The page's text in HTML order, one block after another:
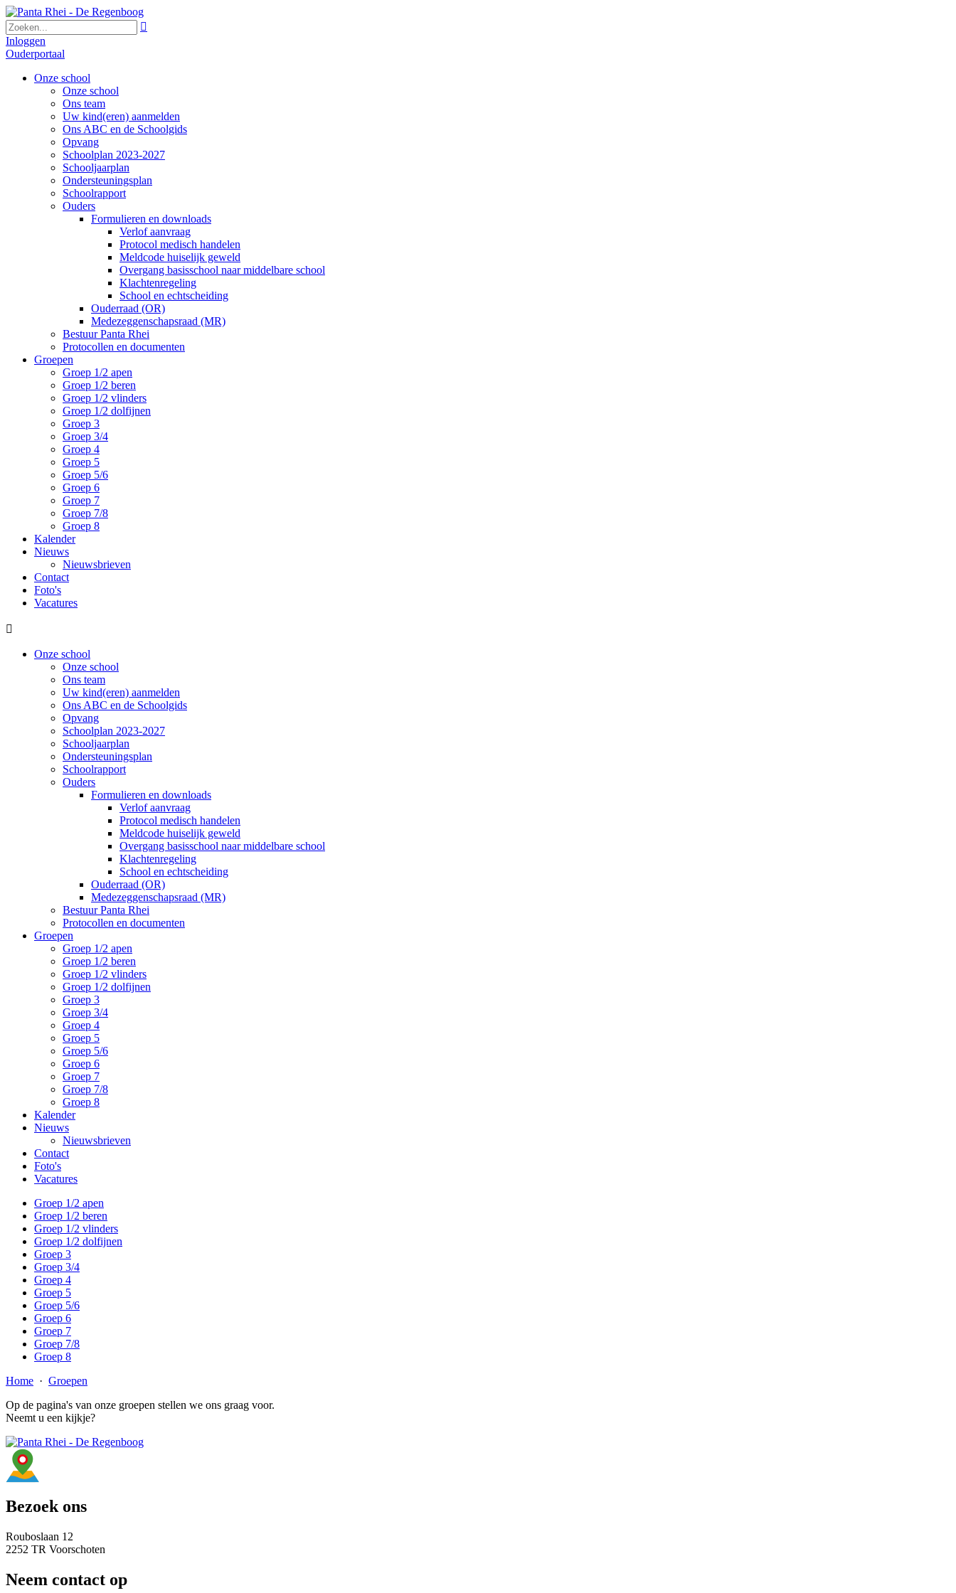

Inloggen
Ouderportaal
Onze school
Onze school
Ons team
Uw kind(eren) aanmelden
Ons ABC en de Schoolgids
Opvang
Schoolplan 2023-2027
Schooljaarplan
Ondersteuningsplan
Schoolrapport
Ouders
Formulieren en downloads
Verlof aanvraag
Protocol medisch handelen
Meldcode huiselijk geweld
Overgang basisschool naar middelbare school
Klachtenregeling
School en echtscheiding
Ouderraad (OR)
Medezeggenschapsraad (MR)
Bestuur Panta Rhei
Protocollen en documenten
Groepen
Groep 1/2 apen
Groep 1/2 beren
Groep 1/2 vlinders
Groep 1/2 dolfijnen
Groep 3
Groep 3/4
Groep 4
Groep 5
Groep 5/6
Groep 6
Groep 7
Groep 7/8
Groep 8
Kalender
Nieuws
Nieuwsbrieven
Contact
Foto's
Vacatures

Onze school
Onze school
Ons team
Uw kind(eren) aanmelden
Ons ABC en de Schoolgids
Opvang
Schoolplan 2023-2027
Schooljaarplan
Ondersteuningsplan
Schoolrapport
Ouders
Formulieren en downloads
Verlof aanvraag
Protocol medisch handelen
Meldcode huiselijk geweld
Overgang basisschool naar middelbare school
Klachtenregeling
School en echtscheiding
Ouderraad (OR)
Medezeggenschapsraad (MR)
Bestuur Panta Rhei
Protocollen en documenten
Groepen
Groep 1/2 apen
Groep 1/2 beren
Groep 1/2 vlinders
Groep 1/2 dolfijnen
Groep 3
Groep 3/4
Groep 4
Groep 5
Groep 5/6
Groep 6
Groep 7
Groep 7/8
Groep 8
Kalender
Nieuws
Nieuwsbrieven
Contact
Foto's
Vacatures
Groep 1/2 apen
Groep 1/2 beren
Groep 1/2 vlinders
Groep 1/2 dolfijnen
Groep 3
Groep 3/4
Groep 4
Groep 5
Groep 5/6
Groep 6
Groep 7
Groep 7/8
Groep 8
Home · Groepen
Op de pagina's van onze groepen stellen we ons graag voor.
Neemt u een kijkje?
Bezoek ons
Rouboslaan 12
2252 TR Voorschoten
Neem contact op